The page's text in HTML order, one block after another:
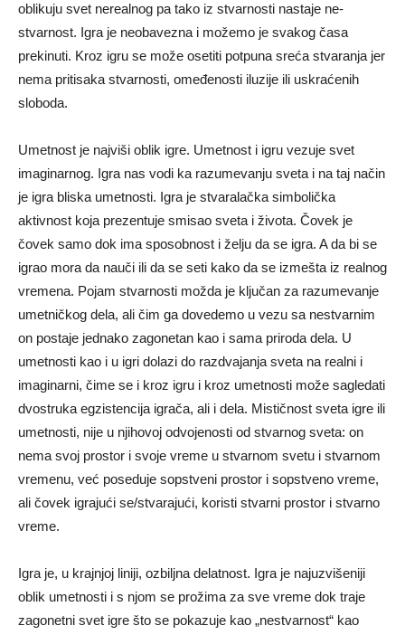
oblikuju svet nerealnog pa tako iz stvarnosti nastaje ne-
stvarnost. Igra je neobavezna i možemo je svakog časa
prekinuti. Kroz igru se može osetiti potpuna sreća stvaranja jer
nema pritisaka stvarnosti, omeđenosti iluzije ili uskraćenih
sloboda.
Umetnost je najviši oblik igre. Umetnost i igru vezuje svet
imaginarnog. Igra nas vodi ka razumevanju sveta i na taj način
je igra bliska umetnosti. Igra je stvaralačka simbolička
aktivnost koja prezentuje smisao sveta i života. Čovek je
čovek samo dok ima sposobnost i želju da se igra. A da bi se
igrao mora da nauči ili da se seti kako da se izmešta iz realnog
vremena. Pojam stvarnosti možda je ključan za razumevanje
umetničkog dela, ali čim ga dovedemo u vezu sa nestvarnim
on postaje jednako zagonetan kao i sama priroda dela. U
umetnosti kao i u igri dolazi do razdvajanja sveta na realni i
imaginarni, čime se i kroz igru i kroz umetnosti može sagledati
dvostruka egzistencija igrača, ali i dela. Mističnost sveta igre ili
umetnosti, nije u njihovoj odvojenosti od stvarnog sveta: on
nema svoj prostor i svoje vreme u stvarnom svetu i stvarnom
vremenu, već poseduje sopstveni prostor i sopstveno vreme,
ali čovek igrajući se/stvarajući, koristi stvarni prostor i stvarno
vreme.
Igra je, u krajnjoj liniji, ozbiljna delatnost. Igra je najuzvišeniji
oblik umetnosti i s njom se prožima za sve vreme dok traje
zagonetni svet igre što se pokazuje kao „nestvarnost“ kao